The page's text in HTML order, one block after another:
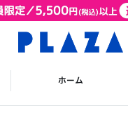
ホーム